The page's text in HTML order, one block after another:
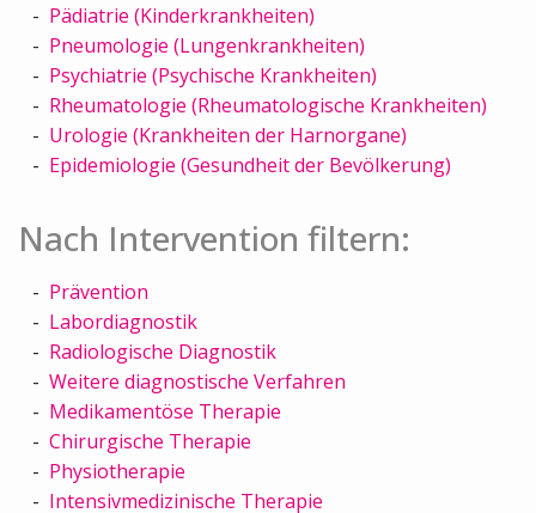
Pädiatrie (Kinderkrankheiten)
Pneumologie (Lungenkrankheiten)
Psychiatrie (Psychische Krankheiten)
Rheumatologie (Rheumatologische Krankheiten)
Urologie (Krankheiten der Harnorgane)
Epidemiologie (Gesundheit der Bevölkerung)
Nach Intervention filtern:
Prävention
Labordiagnostik
Radiologische Diagnostik
Weitere diagnostische Verfahren
Medikamentöse Therapie
Chirurgische Therapie
Physiotherapie
Intensivmedizinische Therapie